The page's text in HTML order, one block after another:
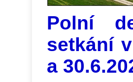
Polní
setkání
a